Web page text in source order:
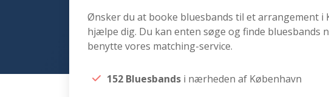
Ønsker du at booke bluesbands til et arrangement i
hjælpe dig. Du kan enten søge og finde bluesbands
benytte vores matching-service.
152 Bluesbands i nærheden af København